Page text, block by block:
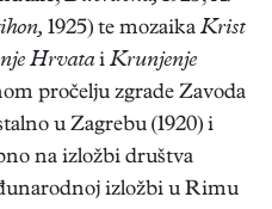
1925) te mozaika Krist
Hrvatai Krunjenje
pročelju zgrade Zavoda
u Zagrebu (1920) i
na izložbi društva
izložbi u Rimu